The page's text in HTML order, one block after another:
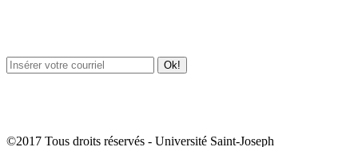
©2017 Tous droits réservés - Université Saint-Joseph